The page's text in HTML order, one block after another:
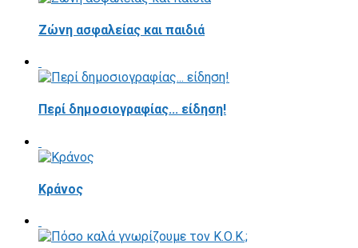
Ζώνη ασφαλείας και παιδιά
Περί δημοσιογραφίας... είδηση!
Κράνος